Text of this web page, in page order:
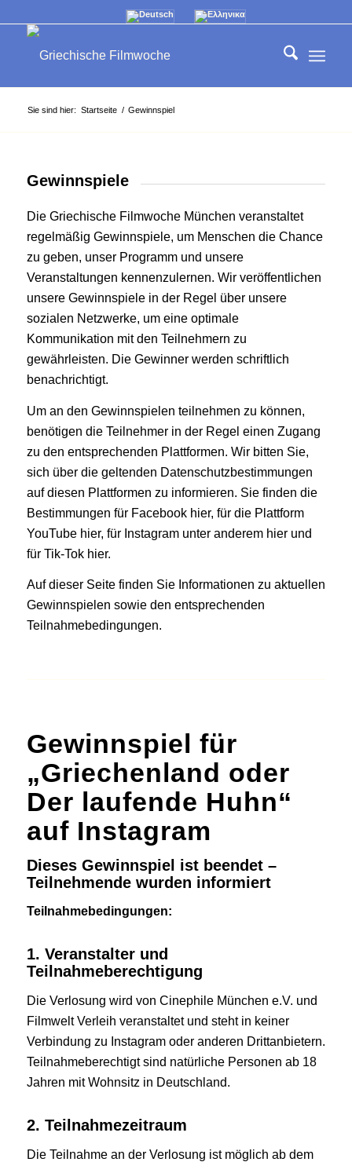
Sie sind hier: Startseite / Gewinnspiel
Gewinnspiele
Die Griechische Filmwoche München veranstaltet
regelmäßig Gewinnspiele, um Menschen die Chance
zu geben, unser Programm und unsere
Veranstaltungen kennenzulernen. Wir veröffentlichen
unsere Gewinnspiele in der Regel über unsere
sozialen Netzwerke, um eine optimale
Kommunikation mit den Teilnehmern zu
gewährleisten. Die Gewinner werden schriftlich
benachrichtigt.
Um an den Gewinnspielen teilnehmen zu können,
benötigen die Teilnehmer in der Regel einen Zugang
zu den entsprechenden Plattformen. Wir bitten Sie,
sich über die geltenden Datenschutzbestimmungen
auf diesen Plattformen zu informieren. Sie finden die
Bestimmungen für Facebook hier, für die Plattform
YouTube hier, für Instagram unter anderem hierund
für Tik-Tok hier.
Auf dieser Seite finden Sie Informationen zu aktuellen
Gewinnspielen sowie den entsprechenden
Teilnahmebedingungen.
Gewinnspiel für
„Griechenland oder
Der laufende Huhn“
auf Instagram
Dieses Gewinnspiel ist beendet –
Teilnehmende wurden informiert
Teilnahmebedingungen:
1. Veranstalter und
Teilnahmeberechtigung
Die Verlosung wird von Cinephile München e.V. und
Filmwelt Verleih veranstaltet und steht in keiner
Verbindung zu Instagram oder anderen Drittanbietern.
Teilnahmeberechtigt sind natürliche Personen ab 18
Jahren mit Wohnsitz in Deutschland.
2. Teilnahmezeitraum
Die Teilnahme an der Verlosung ist möglich ab dem